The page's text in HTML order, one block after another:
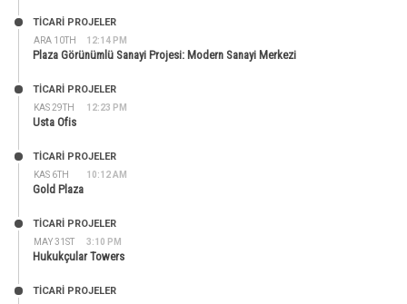
ARA 10TH 12:14 PM
TİCARİ PROJELER
Plaza Görünümlü Sanayi Projesi: Modern Sanayi Merkezi
KAS 29TH 12:23 PM
TİCARİ PROJELER
Usta Ofis
KAS 6TH 10:12 AM
TİCARİ PROJELER
Gold Plaza
MAY 31ST 3:10 PM
TİCARİ PROJELER
Hukukçular Towers
TİCARİ PROJELER